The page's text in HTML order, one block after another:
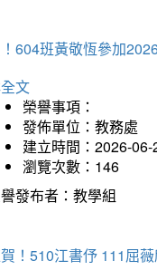
604班黃敬恆參加
文
榮譽事項：
發佈單位：教務處
建立時間：2026-06-
瀏覽次數：146
發布者：教學組
！510江書伃 111屈